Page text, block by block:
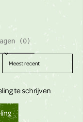
(0)
te schrijven